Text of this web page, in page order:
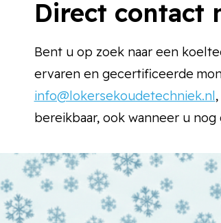
Direct contact
Bent u op zoek naar een
ervaren en gecertificeerde
info@lokersekoudetechniek.nl
bereikbaar, ook wanneer u